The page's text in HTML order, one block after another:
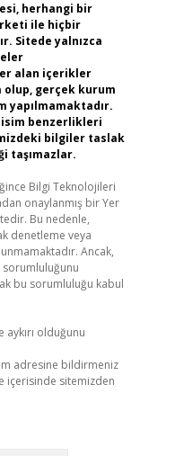
herhangi bir
ile hiçbir
Sitede yalnızca
alan içerikler
gerçek kurum
yapılmamaktadır.
benzerlikleri
bilgiler taslak
taşımazlar.
Bilgi Teknolojileri
onaylanmış bir Yer
Bu nedenle,
denetleme veya
Ancak,
sorumluluğunu
bu sorumluluğu kabul
olduğunu
adresine bildirmeniz
içerisinde sitemizden